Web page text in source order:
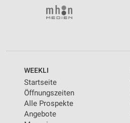
WEEKLI
Startseite
Öffnungszeiten
Alle Prospekte
Angebote